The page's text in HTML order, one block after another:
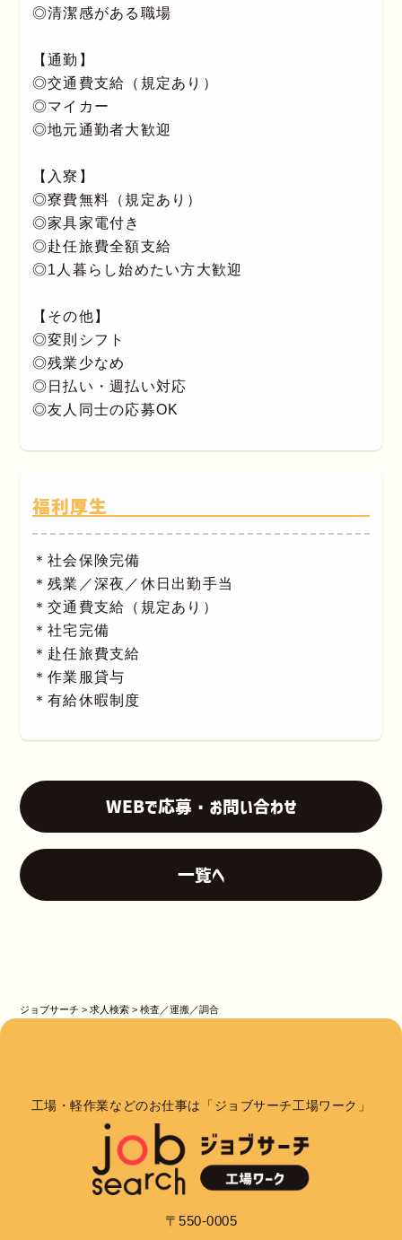
◎清潔感がある職場
【通勤】
◎交通費支給（規定あり）
◎マイカー
◎地元通勤者大歓迎
【入寮】
◎寮費無料（規定あり）
◎家具家電付き
◎赴任旅費全額支給
◎1人暮らし始めたい方大歓迎
【その他】
◎変則シフト
◎残業少なめ
◎日払い・週払い対応
◎友人同士の応募OK
福利厚生
＊社会保険完備
＊残業／深夜／休日出勤手当
＊交通費支給（規定あり）
＊社宅完備
＊赴任旅費支給
＊作業服貸与
＊有給休暇制度
WEBで応募・お問い合わせ
一覧へ
ジョブサーチ >求人検索 >検査／運搬／調合
工場・軽作業などのお仕事は「ジョブサーチ工場ワーク」
〒550-0005